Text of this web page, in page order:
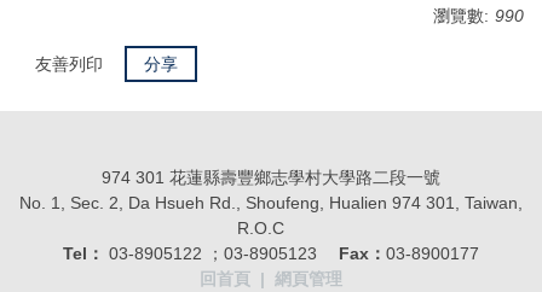
瀏覽數: 990
友善列印 分享
974 301 花蓮縣壽豐鄉志學村大學路二段一號
No. 1, Sec. 2, Da Hsueh Rd., Shoufeng, Hualien 974 301, Taiwan,
R.O.C
Tel： 03-8905122 ；03-8905123 Fax： 03-8900177
回首頁 | 網頁管理